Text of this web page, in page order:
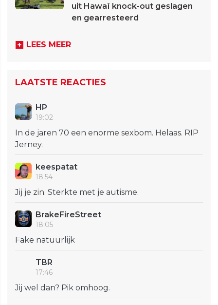
uit Hawaï knock-out geslagen
en gearresteerd
LEES MEER
LAATSTE REACTIES
HP
19:02
In de jaren 70 een enorme sexbom. Helaas. RIP
Jerney.
keespatat
18:54
Jij je zin. Sterkte met je autisme.
BrakeFireStreet
18:05
Fake natuurlijk
TBR
17:46
Jij wel dan? Pik omhoog.